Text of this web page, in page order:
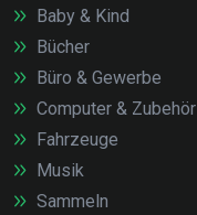
Baby & Kind
Bücher
Büro & Gewerbe
Computer & Zubehör
Fahrzeuge
Musik
Sammeln